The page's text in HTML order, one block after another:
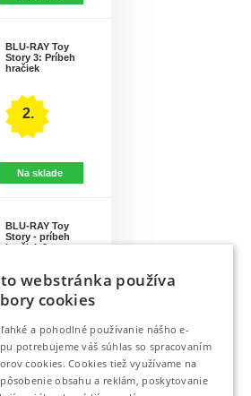
BLU-RAY Toy
Story 3: Príbeh
hračiek
2.
Na sklade
BLU-RAY Toy
Story - príbeh
hračiek 2..
Na sklade
webstránka používa
cookies
ľahké a pohodlné používanie nášho e-
potrebujeme váš súhlas so spracovaním
cookies. Cookies tiež využívame na
obsahu a reklám, poskytovanie